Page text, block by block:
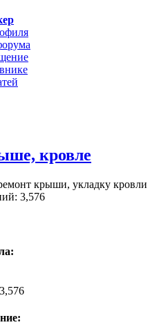
кровле
крыши, укладку кровли
3,576